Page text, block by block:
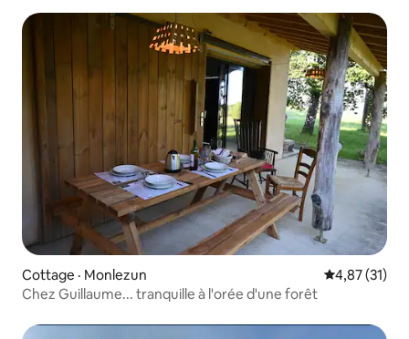
Cottage · Monlezun Note
4,87 (31)
Chez Guillaume... tranquille à l'orée d'une forêt